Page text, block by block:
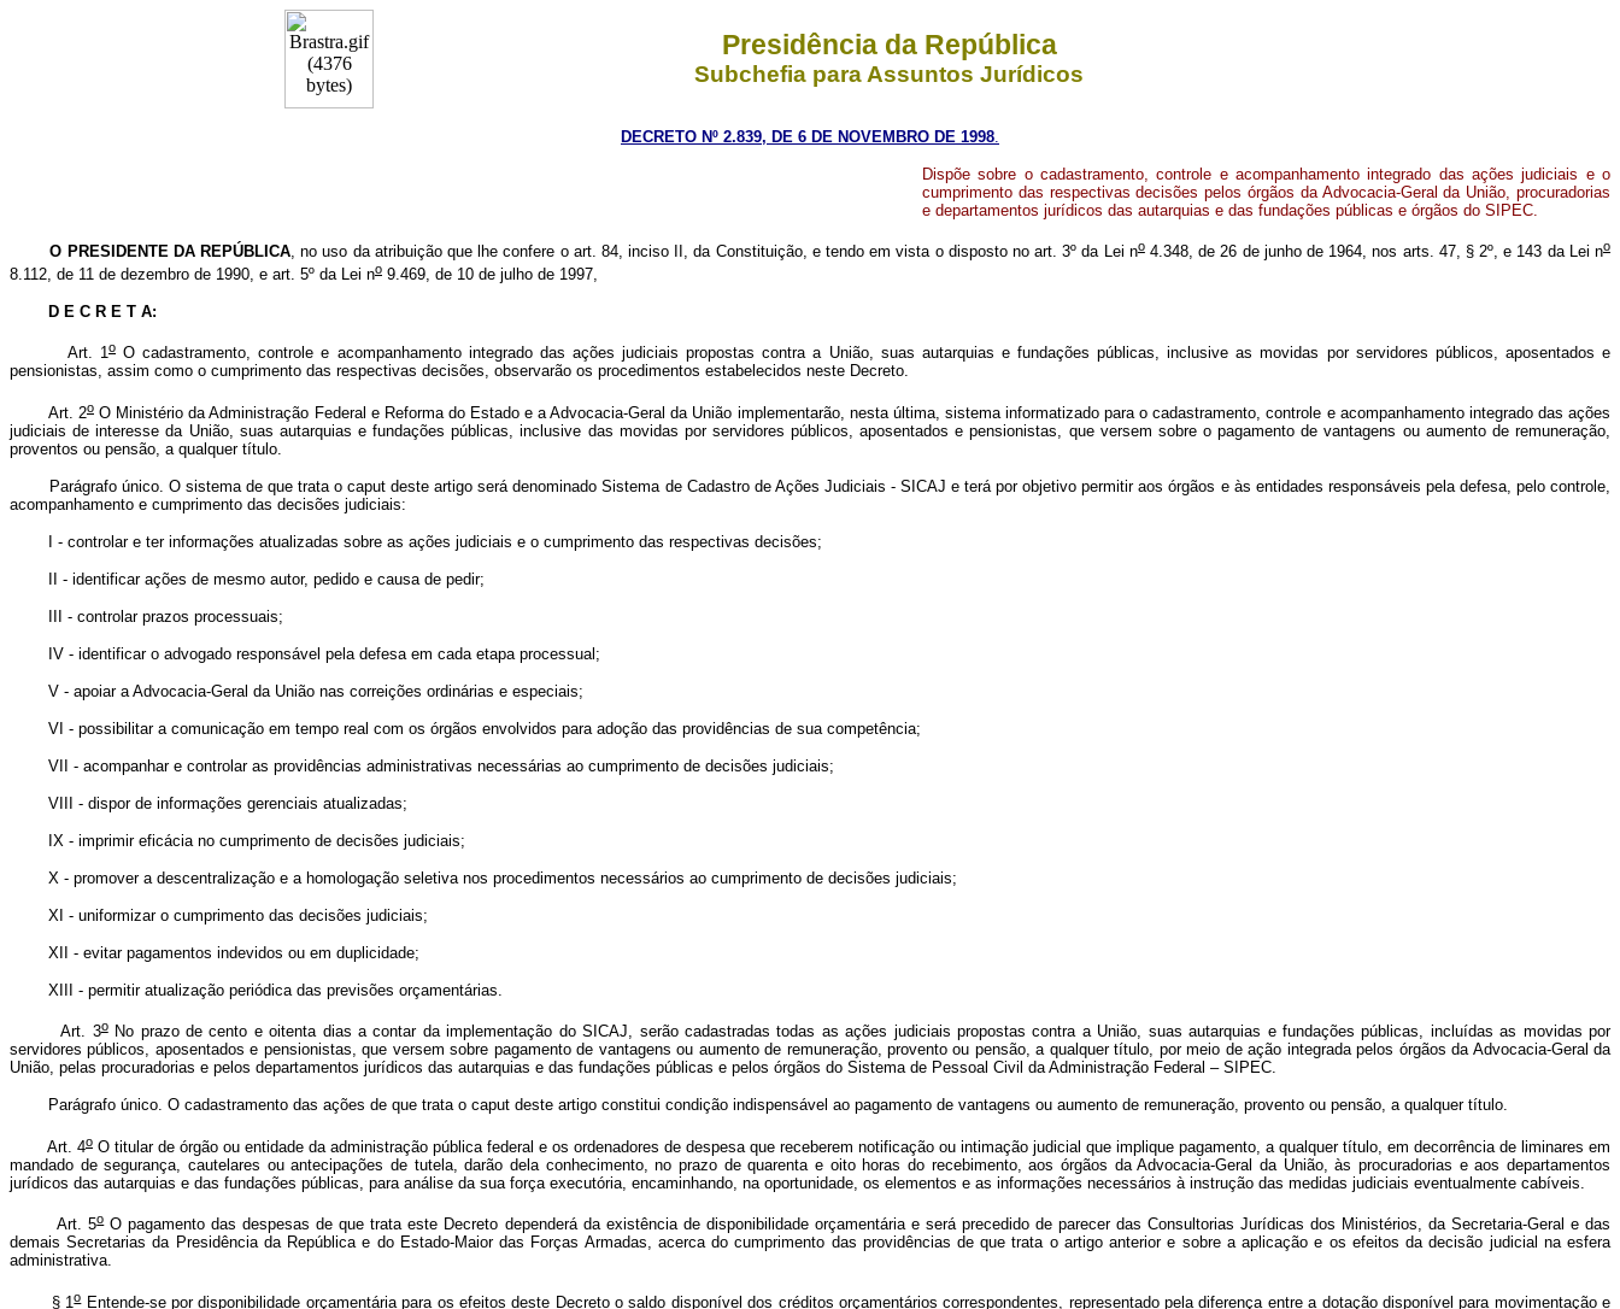
Presidência da República
Subchefia para Assuntos Jurídicos
DECRETO Nº 2.839, DE 6 DE NOVEMBRO DE 1998.
Dispõe sobre o cadastramento, controle e acompanhamento integrado das ações judiciais e o
cumprimento das respectivas decisões pelos órgãos da Advocacia-Geral da União, procuradorias
e departamentos jurídicos das autarquias e das fundações públicas e órgãos do SIPEC.
O PRESIDENTE DA REPÚBLICA, no uso da atribuição que lhe confere o art. 84, inciso II, da Constituição, e tendo em vista o disposto no art. 3º da Lei no4.348, de 26 de junho de 1964, nos arts. 47, § 2º, e 143 da Lei no
8.112, de 11 de dezembro de 1990, e art. 5º da Lei no 9.469, de 10 de julho de 1997,
D E C R E T A:
Art. 1o O cadastramento, controle e acompanhamento integrado das ações judiciais propostas contra a União, suas autarquias e fundações públicas, inclusive as movidas por servidores públicos, aposentados e
pensionistas, assim como o cumprimento das respectivas decisões, observarão os procedimentos estabelecidos neste Decreto.
Art. 2oO Ministério da Administração Federal e Reforma do Estado e a Advocacia-Geral da União implementarão, nesta última, sistema informatizado para o cadastramento, controle e acompanhamento integrado das ações
judiciais de interesse da União, suas autarquias e fundações públicas, inclusive das movidas por servidores públicos, aposentados e pensionistas, que versem sobre o pagamento de vantagens ou aumento de remuneração,
proventos ou pensão, a qualquer título.
Parágrafo único. O sistema de que trata o caput deste artigo será denominado Sistema de Cadastro de Ações Judiciais - SICAJ e terá por objetivo permitir aos órgãos e às entidades responsáveis pela defesa, pelo controle,
acompanhamento e cumprimento das decisões judiciais:
I - controlar e ter informações atualizadas sobre as ações judiciais e o cumprimento das respectivas decisões;
II - identificar ações de mesmo autor, pedido e causa de pedir;
III - controlar prazos processuais;
IV - identificar o advogado responsável pela defesa em cada etapa processual;
V - apoiar a Advocacia-Geral da União nas correições ordinárias e especiais;
VI - possibilitar a comunicação em tempo real com os órgãos envolvidos para adoção das providências de sua competência;
VII - acompanhar e controlar as providências administrativas necessárias ao cumprimento de decisões judiciais;
VIII - dispor de informações gerenciais atualizadas;
IX - imprimir eficácia no cumprimento de decisões judiciais;
X - promover a descentralização e a homologação seletiva nos procedimentos necessários ao cumprimento de decisões judiciais;
XI - uniformizar o cumprimento das decisões judiciais;
XII - evitar pagamentos indevidos ou em duplicidade;
XIII - permitir atualização periódica das previsões orçamentárias.
Art. 3oNo prazo de cento e oitenta dias a contar da implementação do SICAJ, serão cadastradas todas as ações judiciais propostas contra a União, suas autarquias e fundações públicas, incluídas as movidas por
servidores públicos, aposentados e pensionistas, que versem sobre pagamento de vantagens ou aumento de remuneração, provento ou pensão, a qualquer título, por meio de ação integrada pelos órgãos da Advocacia-Geral da
União, pelas procuradorias e pelos departamentos jurídicos das autarquias e das fundações públicas e pelos órgãos do Sistema de Pessoal Civil da Administração Federal – SIPEC.
Parágrafo único. O cadastramento das ações de que trata o caput deste artigo constitui condição indispensável ao pagamento de vantagens ou aumento de remuneração, provento ou pensão, a qualquer título.
Art. 4o O titular de órgão ou entidade da administração pública federal e os ordenadores de despesa que receberem notificação ou intimação judicial que implique pagamento, a qualquer título, em decorrência de liminares em
mandado de segurança, cautelares ou antecipações de tutela, darão dela conhecimento, no prazo de quarenta e oito horas do recebimento, aos órgãos da Advocacia-Geral da União, às procuradorias e aos departamentos
jurídicos das autarquias e das fundações públicas, para análise da sua força executória, encaminhando, na oportunidade, os elementos e as informações necessários à instrução das medidas judiciais eventualmente cabíveis.
Art. 5oO pagamento das despesas de que trata este Decreto dependerá da existência de disponibilidade orçamentária e será precedido de parecer das Consultorias Jurídicas dos Ministérios, da Secretaria-Geral e das
demais Secretarias da Presidência da República e do Estado-Maior das Forças Armadas, acerca do cumprimento das providências de que trata o artigo anterior e sobre a aplicação e os efeitos da decisão judicial na esfera
administrativa.
§ 1oEntende-se por disponibilidade orçamentária para os efeitos deste Decreto o saldo disponível dos créditos orçamentários correspondentes, representado pela diferença entre a dotação disponível para movimentação e